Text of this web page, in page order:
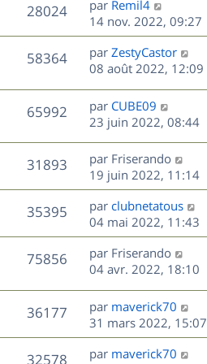
e
s
a
g
e
m
e
s
s
e
n
i
e
r
m
e
s
s
e
28024V
u
D
e
r
n
i
r
m
s
a
e
par Remil4
14 nov. 2022, 09:27
58364V
u
e
s
D
e
i
e
r
m
e
s
a
e
par ZestyCastor
08 août 2022, 12:09
65992V
u
e
D
e
n
i
e
r
m
e
s
s
e
par CUBE09
23 juin 2022, 08:44
31893V
u
D
e
r
n
i
e
r
m
e
s
s
a
g
par Friserando
19 juin 2022, 11:14
35395V
u
e
D
e
r
n
i
e
r
m
e
s
par clubnetatous
04 mai 2022, 11:43
75856V
u
e
D
e
n
i
e
r
par Friserando
04 avr. 2022, 18:10
36177V
u
D
e
r
n
par maverick70
31 mars 2022, 15:07
32578V
D
par maverick70